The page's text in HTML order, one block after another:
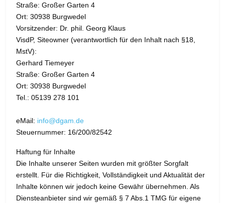
Straße: Großer Garten 4
Ort: 30938 Burgwedel
Vorsitzender: Dr. phil. Georg Klaus
VisdP, Siteowner (verantwortlich für den Inhalt nach §18,
MstV):
Gerhard Tiemeyer
Straße: Großer Garten 4
Ort: 30938 Burgwedel
Tel.: 05139 278 101
eMail: info@dgam.de
Steuernummer: 16/200/82542
Haftung für Inhalte
Die Inhalte unserer Seiten wurden mit größter Sorgfalt
erstellt. Für die Richtigkeit, Vollständigkeit und Aktualität der
Inhalte können wir jedoch keine Gewähr übernehmen. Als
Diensteanbieter sind wir gemäß § 7 Abs.1 TMG für eigene